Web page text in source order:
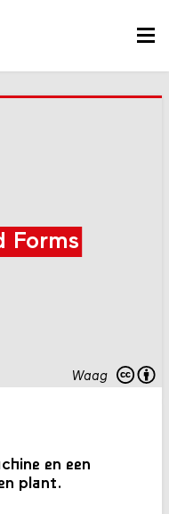
Waag
Forms
en een
plant.